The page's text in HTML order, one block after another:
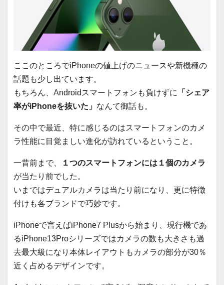
ここのところでiPhoneの値上げのニュースや新機種の
話題も少し出ています。
もちろん、Androidスマートフォンも負けずに
「シェア
率がiPhoneを抜いた」 なんて御話も。
その中で最近、特に感じるのはスマートフォンのカメ
ラ性能に目覚ましい進化が訪れているということ。
一昔前まで、
１つのスマートフォンには１個のカメラ
が当たり前でした。
いまではデュアルカメラは当たり前になり、更に特徴
付けも各ブランドで巧妙です。
iPhoneで言えばiPhone7 Plusから始まり、現行機であ
るiPhone13Proシリーズではカメラの数も大きさも過
去最大級になり本体レイアウトもカメラの部分が30％
近く占めるデザインです。